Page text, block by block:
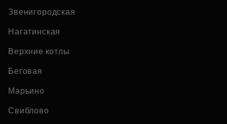
Звенигородская
Нагатинская
Верхние котлы
Беговая
Марьино
Свиблово